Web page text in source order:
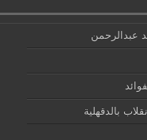
عبدالرحمن
بالدقهلية